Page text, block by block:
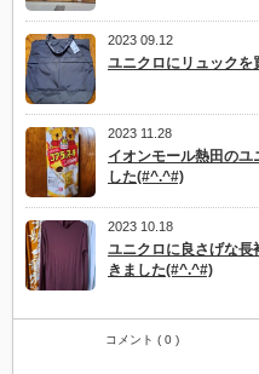
2023 09.12
ユニクロにリュック
2023 11.28
イオンモール熱田のユ
した(#^.^#)
2023 10.18
ユニクロに良さげな長
きました(#^.^#)
コメント ( 0 )